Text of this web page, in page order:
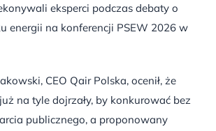
eksperci podczas debaty o
energii na konferencji PSEW 2026 w
CEO Qair Polska, ocenił, że
na tyle dojrzały, by konkurować bez
publicznego, a proponowany